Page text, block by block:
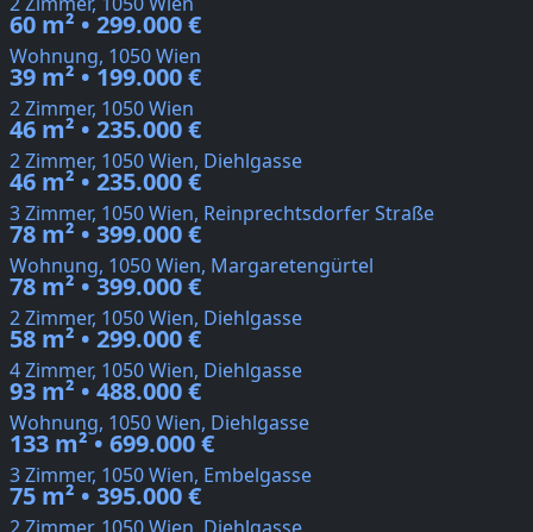
60 m² • 299.000 €
Wohnung, 1050 Wien
39 m² • 199.000 €
2 Zimmer, 1050 Wien
46 m² • 235.000 €
2 Zimmer, 1050 Wien, Diehlgasse
46 m² • 235.000 €
3 Zimmer, 1050 Wien, Reinprechtsdorfer Straße
78 m² • 399.000 €
Wohnung, 1050 Wien, Margaretengürtel
78 m² • 399.000 €
2 Zimmer, 1050 Wien, Diehlgasse
58 m² • 299.000 €
4 Zimmer, 1050 Wien, Diehlgasse
93 m² • 488.000 €
Wohnung, 1050 Wien, Diehlgasse
133 m² • 699.000 €
3 Zimmer, 1050 Wien, Embelgasse
75 m² • 395.000 €